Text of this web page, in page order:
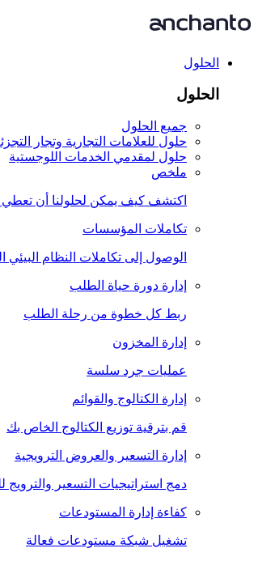
الحلول
الحلول
جميع الحلول
حلول للعلامات التجارية وتجار
حلول لمقدمي الخدمات اللوجستية
ملخص
اكتشف كيف يمكن لحلولنا أن تعطي
تكاملات المؤسسات
الوصول إلى تكاملات النظام البيئي
إدارة دورة حياة الطلب
ربط كل خطوة من رحلة الطلب
إدارة المخزون
عمليات جرد سلسة
إدارة الكتالوج والقوائم
قم بترقية توزيع الكتالوج الخاص بك
إدارة التسعير والعروض الترويجية
دمج استراتيجيات التسعير والترويج
كفاءة إدارة المستودعات
تشغيل شبكة مستودعات فعالة